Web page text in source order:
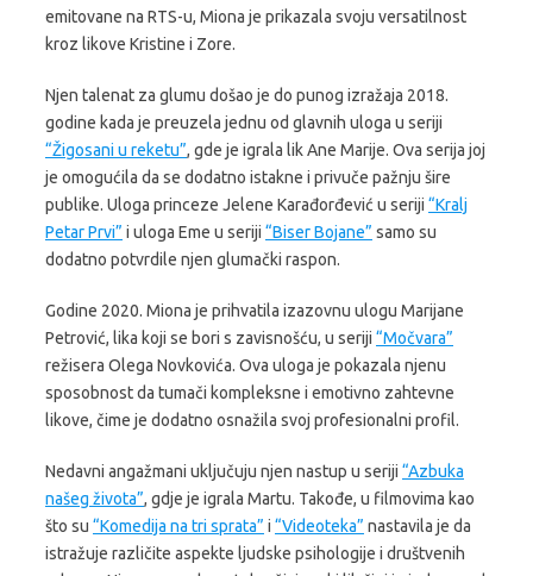
emitovane na RTS-u, Miona je prikazala svoju versatilnost
kroz likove Kristine i Zore.
Njen talenat za glumu došao je do punog izražaja 2018.
godine kada je preuzela jednu od glavnih uloga u seriji
“Žigosani u reketu”, gde je igrala lik Ane Marije. Ova serija joj
je omogućila da se dodatno istakne i privuče pažnju šire
publike. Uloga princeze Jelene Karađorđević u seriji “Kralj
Petar Prvi” i uloga Eme u seriji “Biser Bojane” samo su
dodatno potvrdile njen glumački raspon.
Godine 2020. Miona je prihvatila izazovnu ulogu Marijane
Petrović, lika koji se bori s zavisnošću, u seriji “Močvara”
režisera Olega Novkovića. Ova uloga je pokazala njenu
sposobnost da tumači kompleksne i emotivno zahtevne
likove, čime je dodatno osnažila svoj profesionalni profil.
Nedavni angažmani uključuju njen nastup u seriji “Azbuka
našeg života”, gdje je igrala Martu. Takođe, u filmovima kao
što su “Komedija na tri sprata” i “Videoteka” nastavila je da
istražuje različite aspekte ljudske psihologije i društvenih